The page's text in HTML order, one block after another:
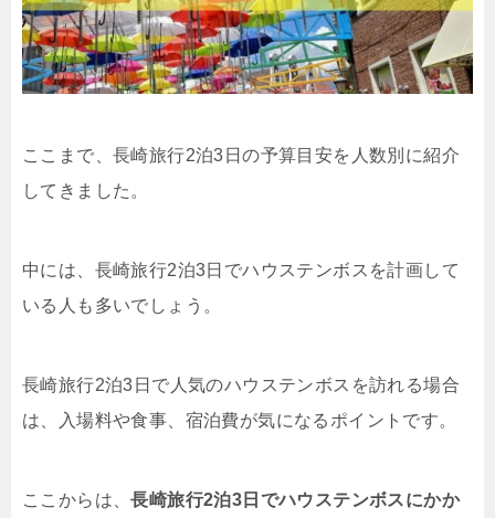
ここまで、長崎旅行2泊3日の予算目安を人数別に紹介
してきました。
中には、長崎旅行2泊3日でハウステンボスを計画して
いる人も多いでしょう。
長崎旅行2泊3日で人気のハウステンボスを訪れる場合
は、入場料や食事、宿泊費が気になるポイントです。
ここからは、長崎旅行2泊3日でハウステンボスにかか